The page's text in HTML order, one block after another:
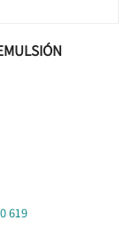
619